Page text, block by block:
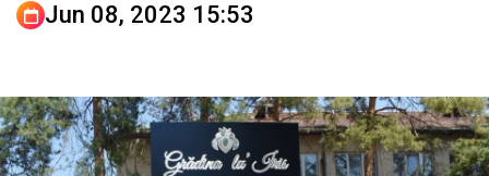
Jun 08, 2023 15:53